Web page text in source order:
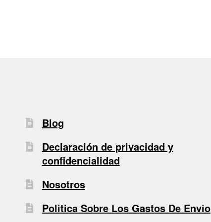
Blog
Declaración de privacidad y
confidencialidad
Nosotros
Politica Sobre Los Gastos De Envio